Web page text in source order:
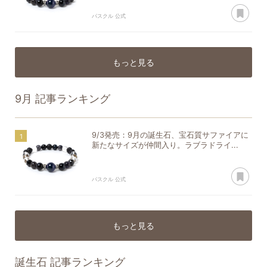
パスクル 公式
もっと見る
9月 記事ランキング
9/3発売：9月の誕生石、宝石質サファイアに
新たなサイズが仲間入り。ラブラドライ...
パスクル 公式
もっと見る
誕生石 記事ランキング